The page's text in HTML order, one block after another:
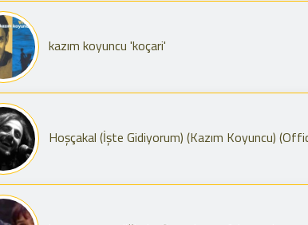
kazım koyuncu 'koçari'
Hoşçakal (İşte Gidiyorum) (Kazım Koyuncu)